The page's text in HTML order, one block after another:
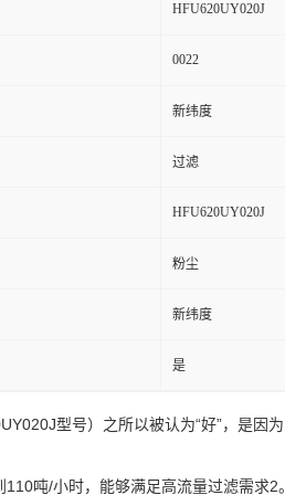
HFU620UY020J
0022
新纬度
过滤
HFU620UY020J
粉尘
新纬度
是
型号）之所以被认为“好”，是因为
吨/小时，能够满足高流量过滤需求2。